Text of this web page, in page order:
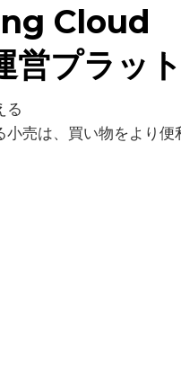
450 cd/
1024 × 600
Cloud
営プラッ
る
売は、買い物をより便